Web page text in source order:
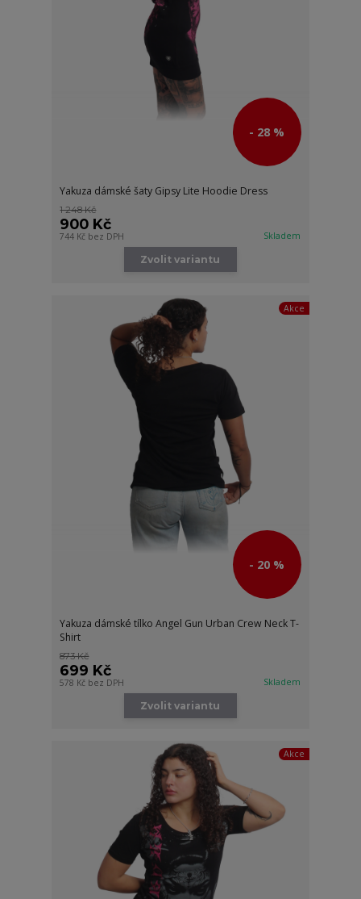
- 28 %
Yakuza dámské šaty Gipsy Lite Hoodie Dress
1 248 Kč
900 Kč
744 Kč bez DPH Skladem
Zvolit variantu
Akce
- 20 %
Yakuza dámské tílko Angel Gun Urban Crew Neck T-
Shirt
873 Kč
699 Kč
578 Kč bez DPH Skladem
Zvolit variantu
Akce